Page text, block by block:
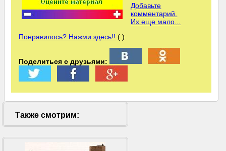
Добавьте
комментарий.
Их еще мало...
Понравилось? Нажми здесь!! ( )
Поделиться с друзьями:
Также смотрим: